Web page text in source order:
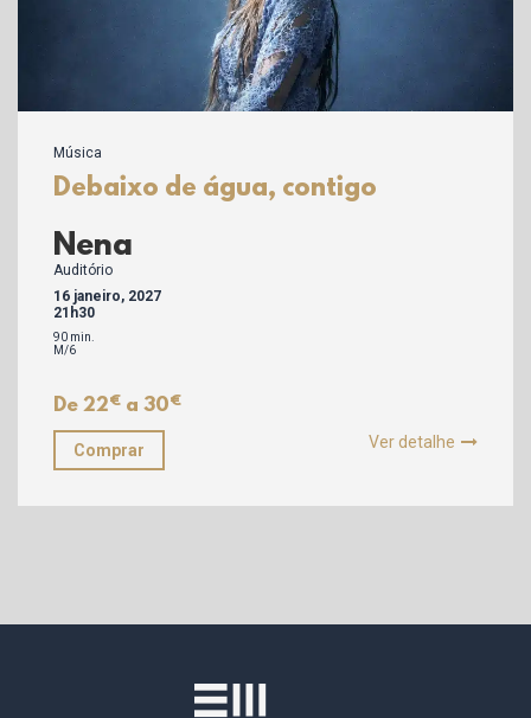
Música
Debaixo de água, contigo
Nena
Auditório
16 janeiro, 2027
21h30
90 min.
M/6
De 22€ a 30€
Comprar Ver detalhe